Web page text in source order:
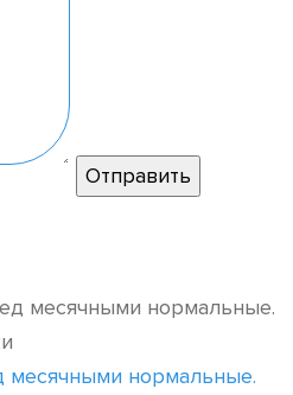
месячными нормальные.